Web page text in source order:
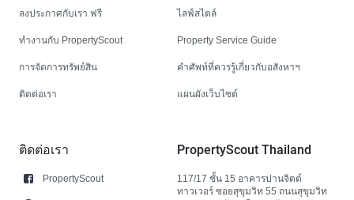
ลงประกาศกับเรา ฟรี
ทำงานกับ PropertyScout
การจัดการทรัพย์สิน
ติดต่อเรา
ไลฟ์สไตล์
Property Service Guide
คำศัพท์ที่ควรรู้เกี่ยวกับอสังหาฯ
แผนผังเว็บไซต์
ติดต่อเรา
PropertyScout
PropertyScout Thailand
117/17 ชั้น 15 อาคารปานจิตต์
ทาวเวอร์ ซอยสุขุมวิท 55 ถนนสุขุมวิท